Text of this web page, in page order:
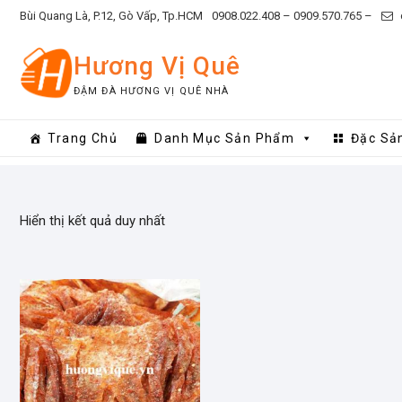
Skip
content
Bùi Quang Là, P.12, Gò Vấp, Tp.HCM 0908.022.408 – 0909.570.765 –
Hương Vị Quê
ĐẬM ĐÀ HƯƠNG VỊ QUÊ NHÀ
Trang Chủ Danh Mục Sản Phẩm Đặc
Hiển thị kết quả duy nhất